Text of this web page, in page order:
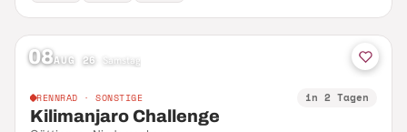
08AUG 26 Samstag
RENNRAD · SONSTIGE in 2 Tagen
Kilimanjaro Challenge